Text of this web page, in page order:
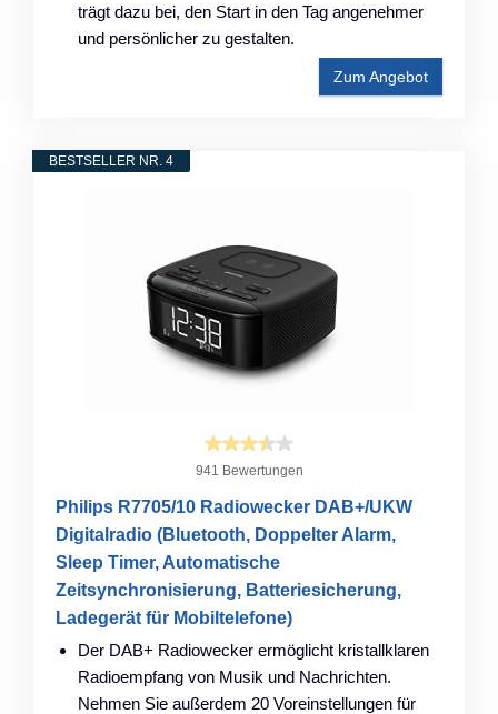
trägt dazu bei, den Start in den Tag angenehmer
und persönlicher zu gestalten.
Zum Angebot
BESTSELLER NR. 4
941 Bewertungen
Philips R7705/10 Radiowecker DAB+/UKW
Digitalradio (Bluetooth, Doppelter Alarm,
Sleep Timer, Automatische
Zeitsynchronisierung, Batteriesicherung,
Ladegerät für Mobiltelefone)
Der DAB+ Radiowecker ermöglicht kristallklaren
Radioempfang von Musik und Nachrichten.
Nehmen Sie außerdem 20 Voreinstellungen für